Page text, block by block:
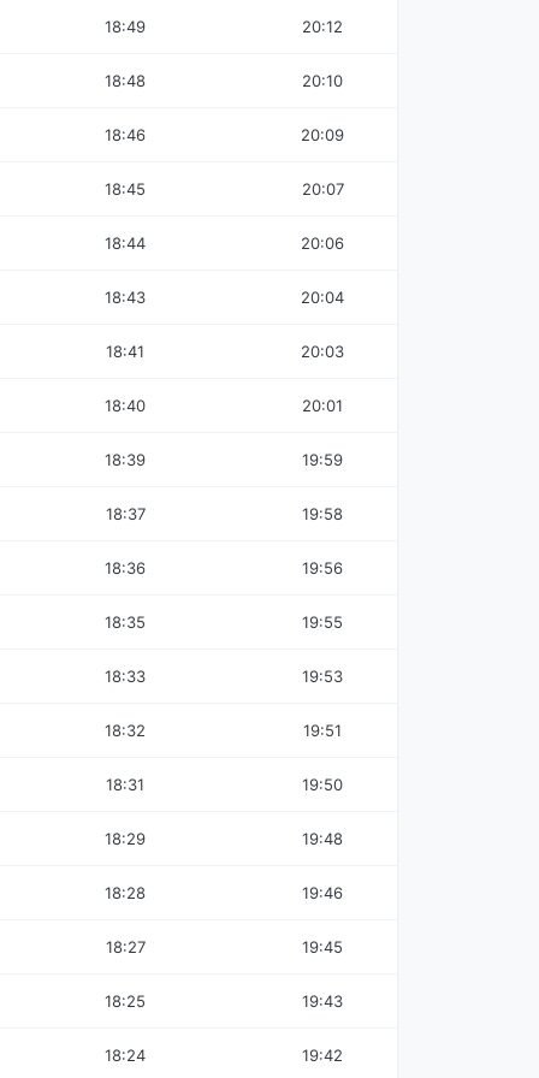
18:49 20:12
18:48 20:10
18:46 20:09
18:45 20:07
18:44 20:06
18:43 20:04
18:41 20:03
18:40 20:01
18:39 19:59
18:37 19:58
18:36 19:56
18:35 19:55
18:33 19:53
18:32 19:51
18:31 19:50
18:29 19:48
18:28 19:46
18:27 19:45
18:25 19:43
18:24 19:42